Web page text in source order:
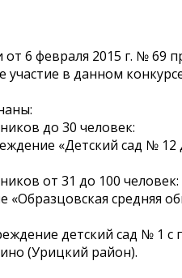
6 февраля 2015 г. №
в данном
до 30 человек:
«Детский сад № 12
от 31 до 100 человек:
средняя
детский сад № 1
(Урицкий район).